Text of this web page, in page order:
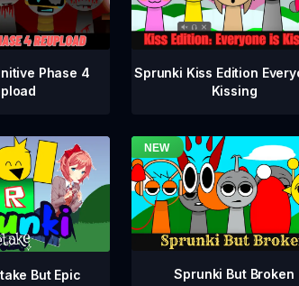
Phase 4
Sprunki Kiss Edition
Kissing
But Epic Sprunki But Broken